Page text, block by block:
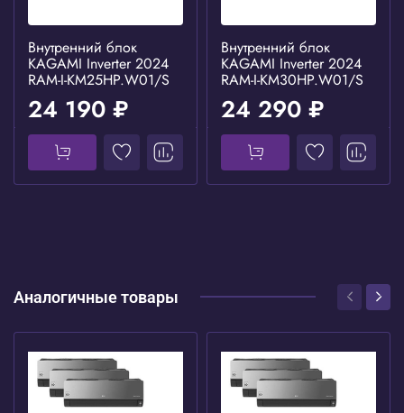
Внутренний блок
KAGAMI Inverter 2024
RAM-I-KM25HP.W01/S
24 190 ₽
Внутренний блок
KAGAMI Inverter 2024
RAM-I-KM30HP.W01/S
24 290 ₽
Аналогичные товары